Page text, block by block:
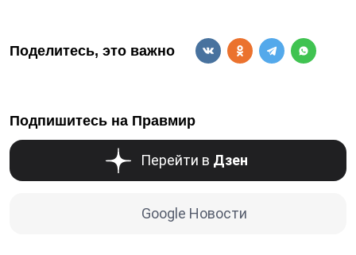
Поделитесь, это важно
Подпишитесь на Правмир
Перейти в Дзен
Google Новости